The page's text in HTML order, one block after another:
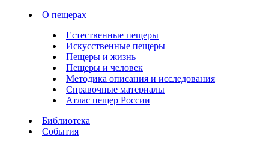
О пещерах
Естественные пещеры
Искусственные пещеры
Пещеры и жизнь
Пещеры и человек
Методика описания и исследования
Справочные материалы
Атлас пещер России
Библиотека
События